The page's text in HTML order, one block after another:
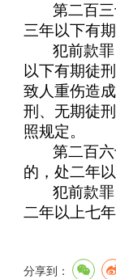
第二百
三年以下有
犯前款
以下有期徒
致人重伤造
刑、无期徒
照规定。
第二百
的，处二年
犯前款
二年以上七
分享到：